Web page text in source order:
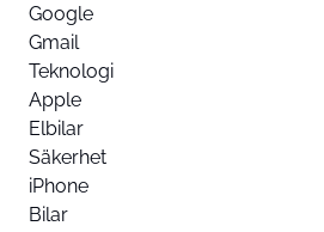
Google
Gmail
Teknologi
Apple
Elbilar
Säkerhet
iPhone
Bilar